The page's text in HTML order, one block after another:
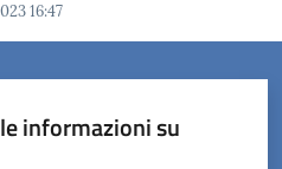
16:47
informazioni su